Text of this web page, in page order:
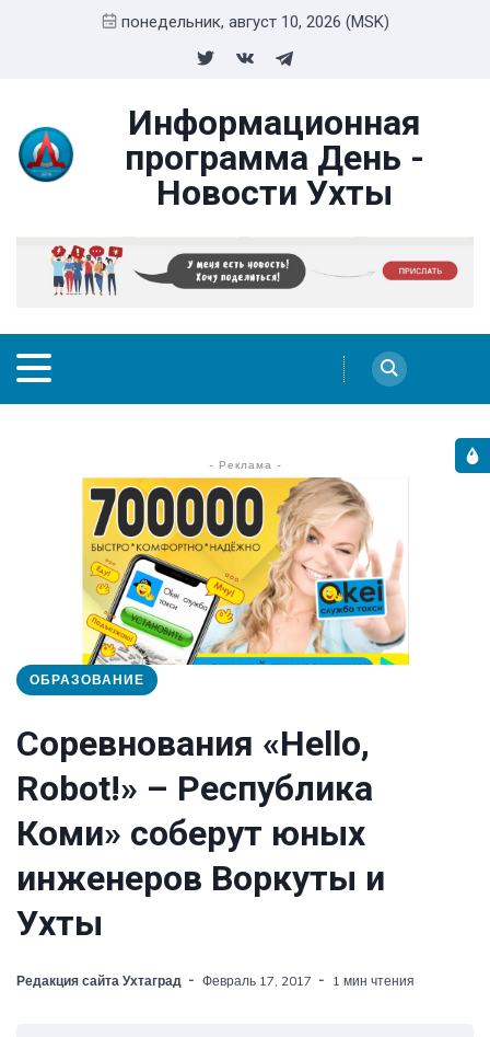
понедельник, август 10, 2026 (MSK)
Информационная
программа День -
Новости Ухты
- Реклама -
ОБРАЗОВАНИЕ
Соревнования «Hello,
Robot!» – Республика
Коми» соберут юных
инженеров Воркуты и
Ухты
Редакция сайта Ухтаград Февраль 17, 2017 1 мин чтения